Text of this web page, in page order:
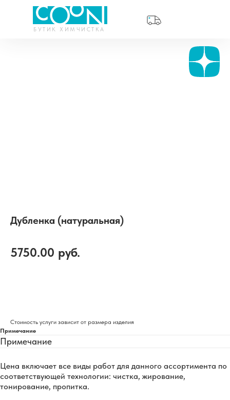
БУТИК ХИМЧИСТКА
Дубленка (натуральная)
5750.00 руб.
Стоимость услуги зависит от размера изделия
Примечание
Примечание
Цена включает все виды работ для данного ассортимента по
соответствующей технологии: чистка, жирование,
тонирование, пропитка.